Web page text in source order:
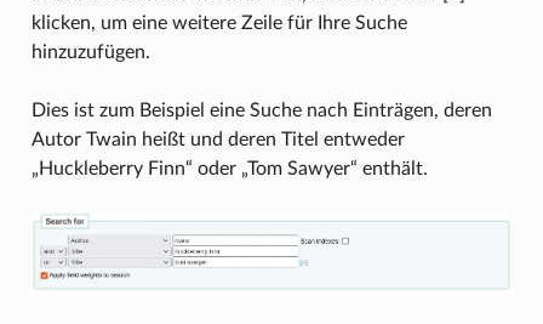
klicken, um eine weitere Zeile für Ihre Suche
hinzuzufügen.
Dies ist zum Beispiel eine Suche nach Einträgen, deren
Autor Twain heißt und deren Titel entweder
„Huckleberry Finn“ oder „Tom Sawyer“ enthält.